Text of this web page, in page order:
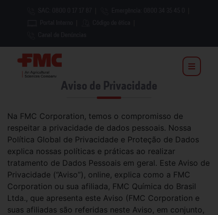
Aviso de Privacidade
Na FMC Corporation, temos o compromisso de
respeitar a privacidade de dados pessoais. Nossa
Política Global de Privacidade e Proteção de Dados
explica nossas políticas e práticas ao realizar
tratamento de Dados Pessoais em geral. Este Aviso de
Privacidade (“Aviso”), online, explica como a FMC
Corporation ou sua afiliada, FMC Química do Brasil
Ltda., que apresenta este Aviso (FMC Corporation e
suas afiliadas são referidas neste Aviso, em conjunto,